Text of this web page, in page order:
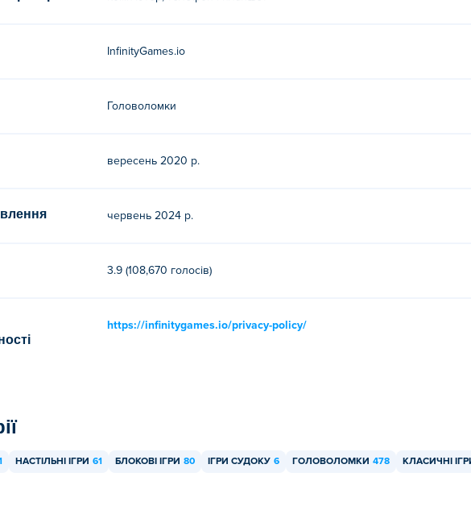
InfinityGames.io
Головоломки
вересень 2020 р.
червень 2024 р.
3.9 (108,670 голосів)
https://infinitygames.io/privacy-policy/
НАСТІЛЬНІ ІГРИ 61 БЛОКОВІ ІГРИ 80 ІГРИ СУДОКУ 6 ГОЛОВОЛОМКИ 478 КЛАСИЧНІ